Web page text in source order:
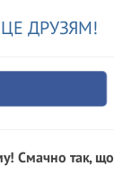
ДРУЗЯМ!